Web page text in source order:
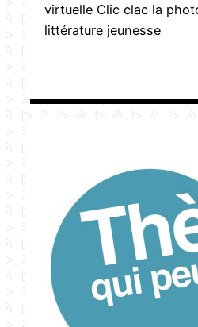
virtuelle Clic clac la
littérature jeunesse